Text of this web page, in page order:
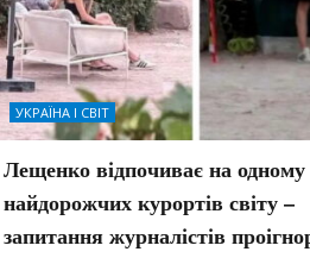
УКРАЇНА І СВІТ
Лещенко відпочиває на одному
найдорожчих курортів світу –
запитання журналістів